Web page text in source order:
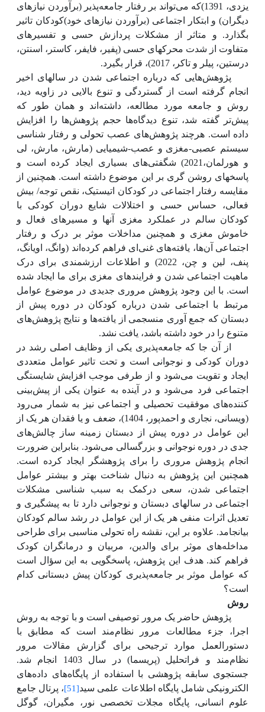
یزدی، 1391)که می‌تواند بر رفتار جامعه‌پذیر (برآوردن نیازهای
دیگران) و ابتکار اجتماعی (برآوردن نیازهای خود)کودکان تاثیر
بگذارد. و متاثر از مشکلات پردازش حسی و تفسیرهای
متفاوت از شدت محرکهای حسی (پفیر، فایفر، کاستر، اسنتن،
درستین، پیلر و تاکر، 2017)، قرار بگیرد.
پژوهش‌هایی که درباره اجتماعی شدن در سالهای اخیر
انجام گرفته است از گستردگی و تنوع بالایی در زاویه دید،
روش و جامعه مورد مطالعه، داشته‌اند و همان طور که
پیش‌تر گفته شد، تنوع دیدگاه‌ها حجم پژوهش‌ها را افزایش
داده است. هرچند پژوهش‌های عصب تحولی و رفتار شناسی
سیستم عصبی-مغزی و عصب-شیمیایی (مارش، مارش، لی
و هورلمان،2021) شگفتی‌های بسیاری ایجاد کرده است و
پاسخهای روشن گری بر این موضوع داشته است. همچنین از
مقایسه رفتار اجتماعی در کودکان اتیستیک، نقص توجه/ بیش
فعالی، حساس حسی و اختلالات شایع دوران کودکی با
کودکان سالم در عملکرد مغزی آنها و مسیرهای فعال و
خاموش مغزی و همچنین مداخلات موثر بر درک و رفتار
اجتماعی آن‌ها، یافته‌های غنی‌ای فراهم کرده‌اند (وانگ، اویانگ،
پنف، لین و چن، 2022
) و اطلاعات ارزشمندی برای درک
ماهیت اجتماعی شدن و فرایندهای مغزی برای ما ایجاد شده
است. با این وجود پژوهش مروری جدیدی در موضوع عوامل
مرتبط با اجتماعی شدن درباره کودکان در دوره پیش از
دبستان که جمع آوری منسجمی از یافته‌ها و نتایج پژوهش‌های
متنوع را در خود داشته باشد، یافت نشد.
از آن جا که جامعه‌پذیری یکی از وظایف اصلی رشد در
دوران کودکی و نوجوانی است و تحت تاثیر عوامل متعددی
ایجاد و تقویت می‌شود و از طرفی موجب افزایش شایستگی
اجتماعی فرد می‌شود و در آینده به عنوان یکی از پیش‌بینی
کننده‌های موفقیت تحصیلی و اجتماعی نیز به شمار می‌رود
(ویسانی، نجاری و احمدپور، 1404)، ضعف و یا فقدان هر یک از
این عوامل در دوره پیش از دبستان زمینه ساز چالش‌های
جدی در دوره نوجوانی و بزرگسالی می‌شود. بنابر‌این ضرورت
انجام پژوهش مروری را برای پژوهشگر ایجاد کرده است.
همچنین این پژوهش به دنبال شناخت بهتر و بیشتر عوامل
اجتماعی شدن، سعی درکمک به سبب شناسی مشکلات
اجتماعی در سالهای دبستان و نوجوانی دارد تا به پیشگیری و
تعدیل اثرات منفی هر یک از این عوامل در رشد سالم کودکان
بیانجامد. علاوه بر این، نقشه راه تحولی مناسبی برای طراحی
مداخله‌های موثر برای والدین، مربیان و درمانگران کودک
فراهم کند. هدف این پژوهش، پاسخگویی به این سؤال است
که عوامل موثر بر جامعه‌پذیری کودکان پیش دبستانی کدام
است؟
روش
پژوهش حاضر یک مرور توصیفی است و با توجه به روش
اجرا، جزء مطالعات مرور نظام‌مند است که مطابق با
دستورالعمل موارد ترجیحی برای گزارش مقالات مرور
نظام‌مند و فراتحلیل (پریسما) در سال 1403 انجام شد.
جستجوی سابقه پژوهشی با استفاده از پایگاه‌های داده‌های
الکترونیکی شامل پایگاه اطلاعات علمی سید[51]، پرتال جامع
علوم انسانی، پایگاه مجلات تخصصی نور، مگیران، گوگل